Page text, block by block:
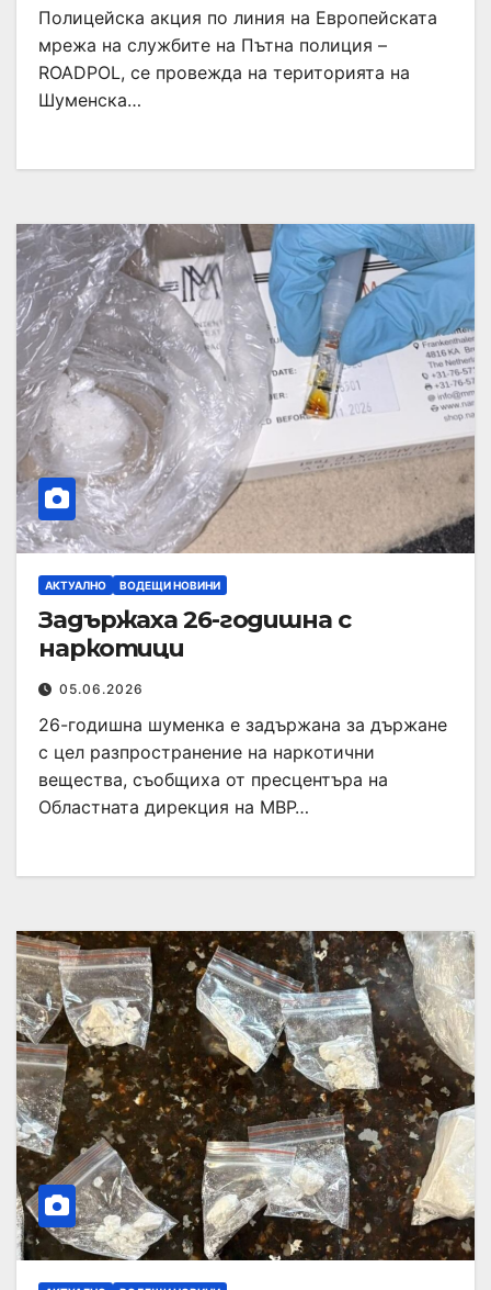
Полицейска акция по линия на Европейската
мрежа на службите на Пътна полиция –
ROADPOL, се провежда на територията на
Шуменска…
АКТУАЛНО ВОДЕЩИ НОВИНИ
Задържаха 26-годишна с
наркотици
05.06.2026
26-годишна шуменка е задържана за държане
с цел разпространение на наркотични
вещества, съобщиха от пресцентъра на
Областната дирекция на МВР…